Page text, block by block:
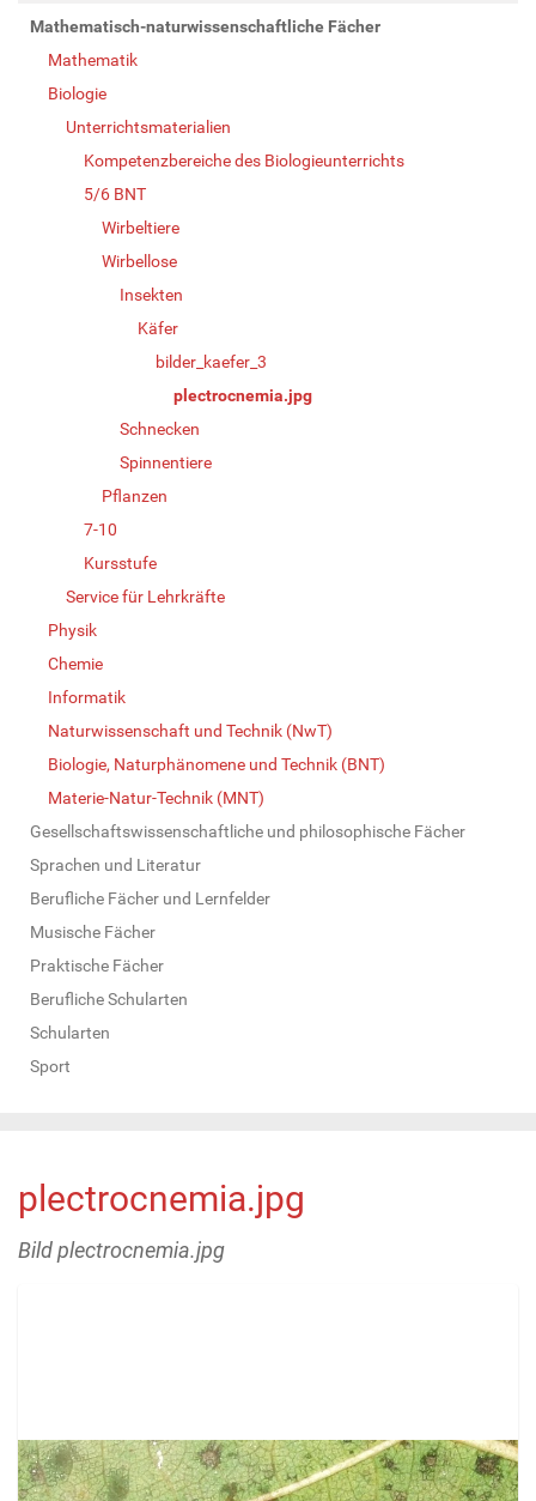
Mathematisch-naturwissenschaftliche Fächer
Mathematik
Biologie
Unterrichtsmaterialien
Kompetenzbereiche des Biologieunterrichts
5/6 BNT
Wirbeltiere
Wirbellose
Insekten
Käfer
bilder_kaefer_3
plectrocnemia.jpg
Schnecken
Spinnentiere
Pflanzen
7-10
Kursstufe
Service für Lehrkräfte
Physik
Chemie
Informatik
Naturwissenschaft und Technik (NwT)
Biologie, Naturphänomene und Technik (BNT)
Materie-Natur-Technik (MNT)
Gesellschaftswissenschaftliche und philosophische Fächer
Sprachen und Literatur
Berufliche Fächer und Lernfelder
Musische Fächer
Praktische Fächer
Berufliche Schularten
Schularten
Sport
plectrocnemia.jpg
Bild plectrocnemia.jpg